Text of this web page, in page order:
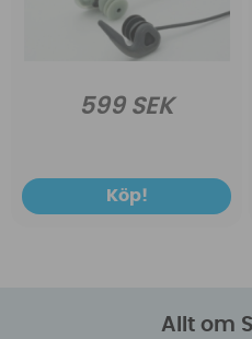
599 SEK
Köp!
Allt om